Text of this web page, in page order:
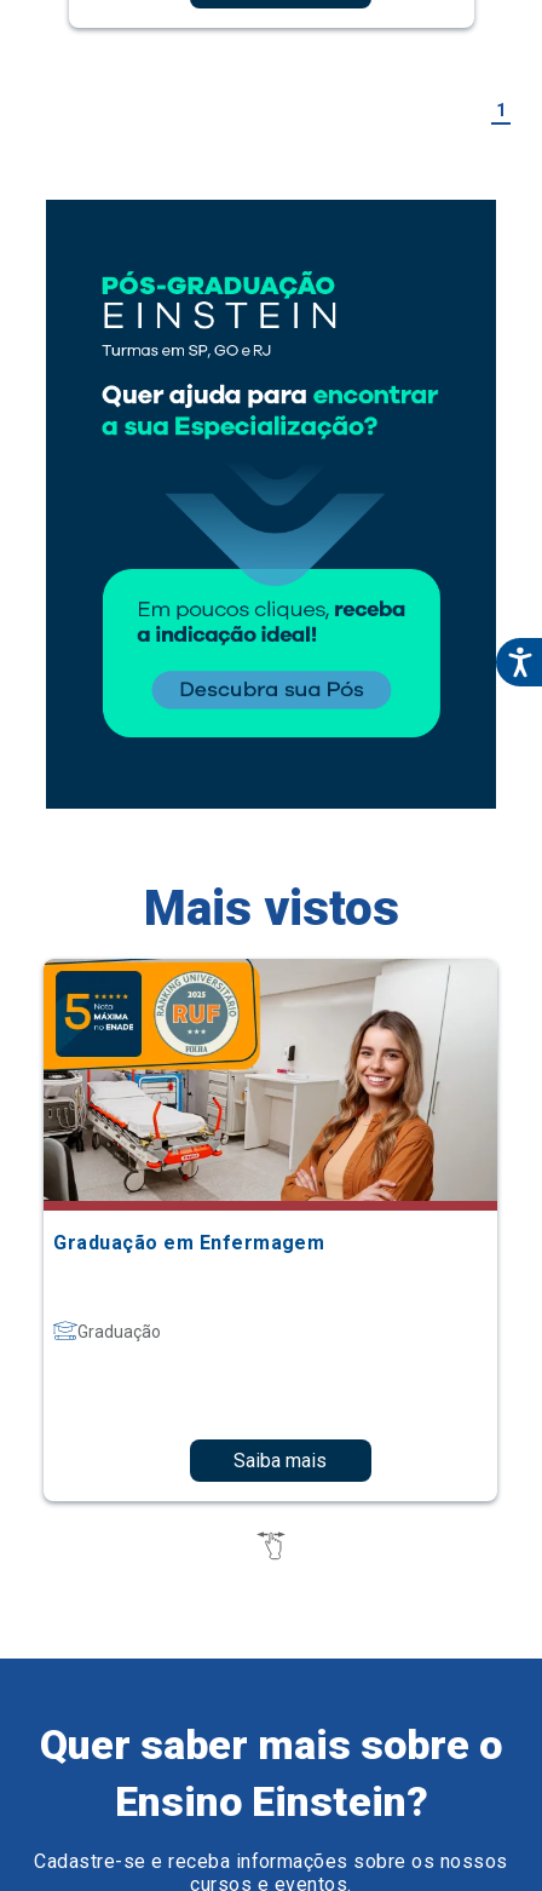
1
Mais vistos
Graduação em Enfermagem
Graduação
Saiba mais
Quer saber mais sobre o
Ensino Einstein?
Cadastre-se e receba informações sobre os nossos
cursos e eventos.